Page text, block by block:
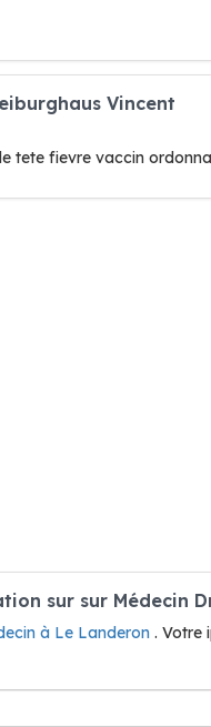
Vincent
tete fievre vaccin
sur sur Médecin
à Le Landeron . Votre